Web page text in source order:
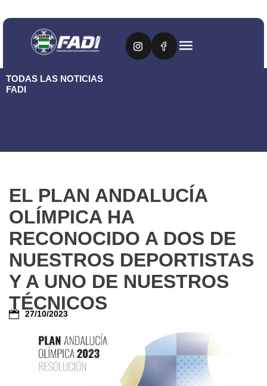
TODAS LAS NOTICIAS
FADI
EL PLAN ANDALUCÍA
OLÍMPICA HA
RECONOCIDO A DOS DE
NUESTROS DEPORTISTAS
Y A UNO DE NUESTROS
TÉCNICOS
27/10/2023